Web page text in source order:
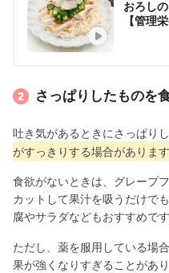
おろし
【管理
さっぱりしたものを
吐き気があるときにさっぱり
がすっきりする場合があります
食欲がないときは、グレープ
カットして果汁を吸うだけで
腐やサラダなどもおすすめです
ただし、薬を服用している場
果が強くなりすぎることがあ